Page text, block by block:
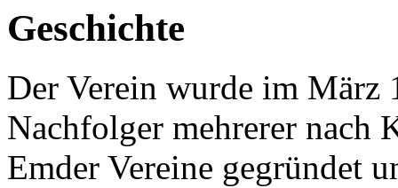
Geschichte
Der Verein wurde im März
Nachfolger mehrerer nach
Emder Vereine gegründet